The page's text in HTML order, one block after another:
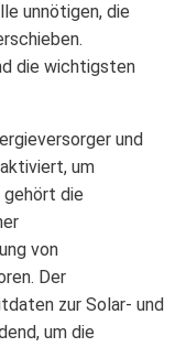
unnötigen, die
die wichtigsten
und
um
gehört die
von
Der
zur Solar- und
um die